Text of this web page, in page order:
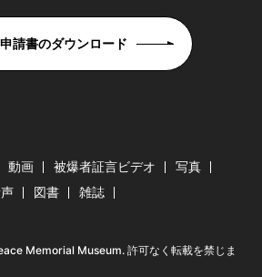
請書のダウンロード
動画 被爆者証言ビデオ
写真
図書 雑誌
Memorial Museum. 許可なく転載を禁じま